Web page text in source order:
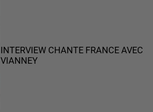
INTERVIEW CHANTE FRANCE AVEC
VIANNEY